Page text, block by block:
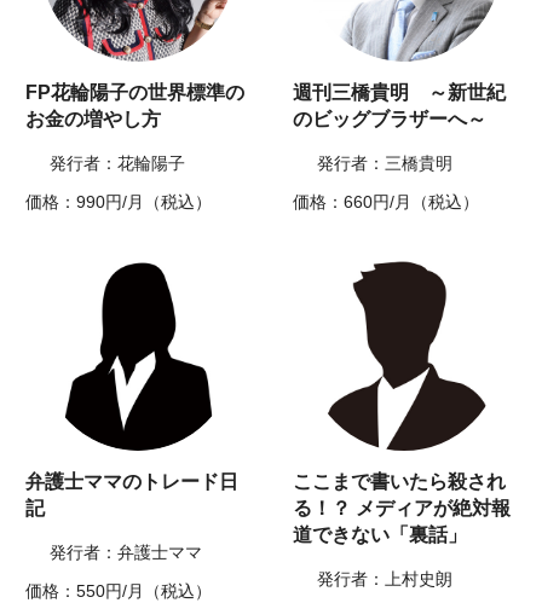
FP花輪陽子の世界標準の
お金の増やし方
発行者：花輪陽子
価格：990円/月（税込）
週刊三橋貴明 ～新世紀
のビッグブラザーへ～
発行者：三橋貴明
価格：660円/月（税込）
弁護士ママのトレード日
記
発行者：弁護士ママ
価格：550円/月（税込）
ここまで書いたら殺され
る！？ メディアが絶対報
道できない「裏話」
発行者：上村史朗